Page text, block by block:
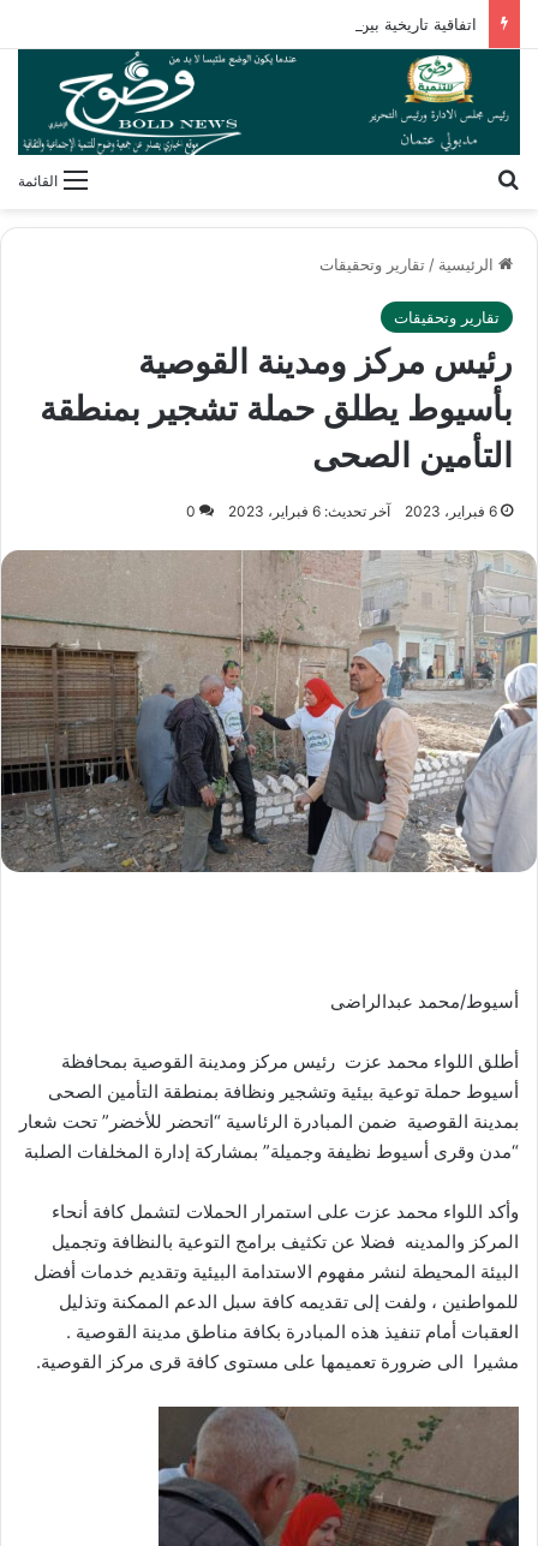
القائمة
الرئيسية / تقارير وتحقيقات
تقارير وتحقيقات
رئيس مركز ومدينة القوصية
بأسيوط يطلق حملة تشجير بمنطقة
التأمين الصحى
6 فبراير، 2023 آخر تحديث: 6 فبراير، 2023 0
أسيوط/محمد عبدالراضى
أطلق اللواء محمد عزت رئيس مركز ومدينة القوصية بمحافظة
أسيوط حملة توعية بيئية وتشجير ونظافة بمنطقة التأمين الصحى
بمدينة القوصية ضمن المبادرة الرئاسية “اتحضر للأخضر” تحت شعار
“مدن وقرى أسيوط نظيفة وجميلة” بمشاركة إدارة المخلفات الصلبة
وأكد اللواء محمد عزت على استمرار الحملات لتشمل كافة أنحاء
المركز والمدينه فضلا عن تكثيف برامج التوعية بالنظافة وتجميل
البيئة المحيطة لنشر مفهوم الاستدامة البيئية وتقديم خدمات أفضل
للمواطنين ، ولفت إلى تقديمه كافة سبل الدعم الممكنة وتذليل
العقبات أمام تنفيذ هذه المبادرة بكافة مناطق مدينة القوصية .
مشيرا الى ضرورة تعميمها على مستوى كافة قرى مركز القوصية.